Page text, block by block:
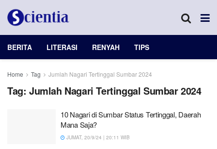
BERITA LITERASI RENYAH TIPS
Home Tag Jumlah Nagari Tertinggal Sumbar 2024
Tag: Jumlah Nagari Tertinggal Sumbar 2024
10 Nagari di Sumbar Status Tertinggal, Daerah
Mana Saja?
JUMAT, 20/9/24 | 20:11 WIB